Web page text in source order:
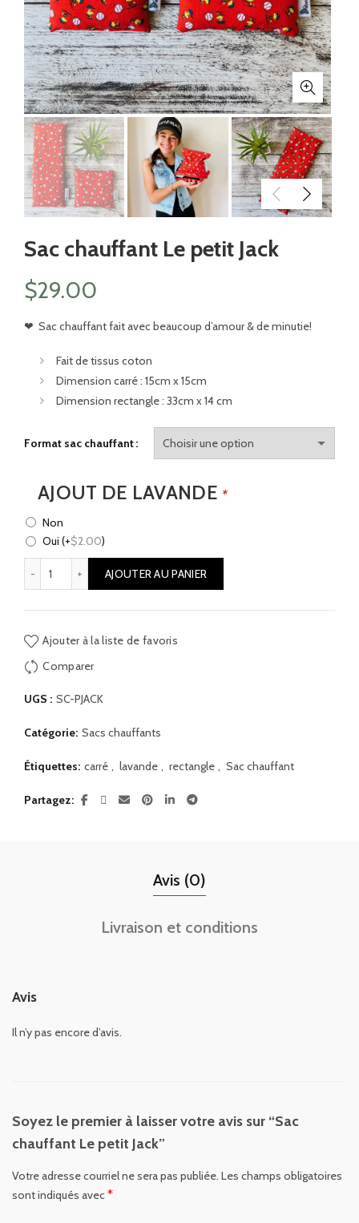
Sac chauffant Le petit Jack
$29.00
❤ Sac chauffant fait avec beaucoup d’amour & de minutie!
Fait de tissus coton
Dimension carré : 15cm x 15cm
Dimension rectangle : 33cm x 14 cm
Format sac chauffant
AJOUT DE LAVANDE*
Non
Oui (+$2.00)
AJOUTER AU PANIER
Ajouter à la liste de favoris
Comparer
UGS : SC-PJACK
Catégorie: Sacs chauffants
Étiquettes: carré , lavande , rectangle , Sac chauffant
Partagez
Avis (0)
Livraison et conditions
Avis
Il n’y pas encore d’avis.
Soyez le premier à laisser votre avis sur “Sac
chauffant Le petit Jack”
Votre adresse courriel ne sera pas publiée. Les champs obligatoires
sont indiqués avec*